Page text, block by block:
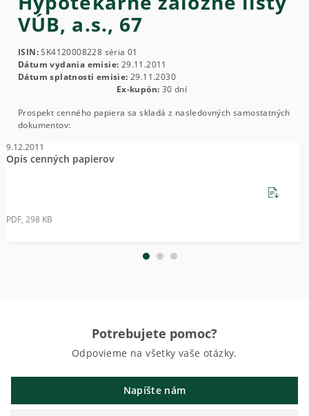
VÚB, a.s., 67
ISIN:SK4120008228 séria 01
Dátum vydania emisie: 29.11.2011
Dátum splatnosti emisie: 29.11.2030
Ex-kupón: 30 dní
Prospekt cenného papiera sa skladá z nasledovných samostatných
dokumentov:
9.12.2011
Opis cenných papierov
PDF, 298 KB
Potrebujete pomoc?
Odpovieme na všetky vaše otázky.
Napíšte nám